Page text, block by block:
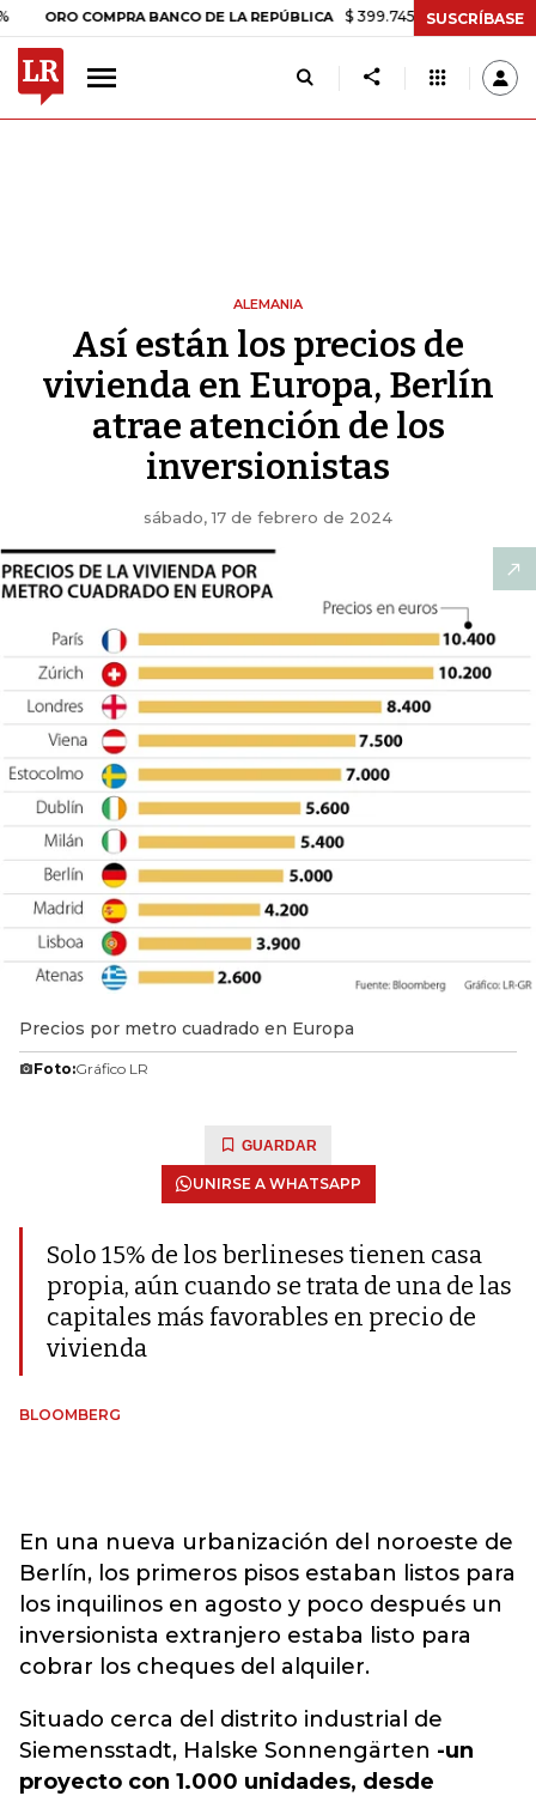
COMPRA BANCO DE LA REPÚBLICA $ 399.745,16 +$ 2.295,71 +0,58%
SUSCRÍBASE
ALEMANIA
Así están los precios de
vivienda en Europa, Berlín
atrae atención de los
inversionistas
sábado, 17 de febrero de 2024
Precios por metro cuadrado en Europa
Foto:Gráfico LR
GUARDAR
UNIRSE A WHATSAPP
Solo 15% de los berlineses tienen casa
propia, aún cuando se trata de una de las
capitales más favorables en precio de
vivienda
BLOOMBERG
En una nueva urbanización del noroeste de
Berlín, los primeros pisos estaban listos para
los inquilinos en agosto y poco después un
inversionista extranjero estaba listo para
cobrar los cheques del alquiler.
Situado cerca del distrito industrial de
Siemensstadt, Halske Sonnengärten -un
proyecto con 1.000 unidades, desde